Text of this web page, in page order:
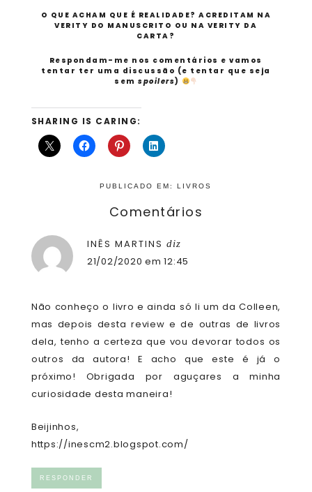
O QUE ACHAM QUE É REALIDADE? ACREDITAM NA
VERITY DO MANUSCRITO OU NA VERITY DA
CARTA?
Respondam-me nos comentários e vamos
tentar ter uma discussão (e tentar que seja
semspoilers)
SHARING IS CARING:
PUBLICADO EM:LIVROS
Comentários
INÊS MARTINS diz
21/02/2020 em 12:45
Não conheço o livro e ainda só li um da Colleen,
mas depois desta review e de outras de livros
dela, tenho a certeza que vou devorar todos os
outros da autora! E acho que este é já o
próximo! Obrigada por aguçares a minha
curiosidade desta maneira!
Beijinhos,
https://inescm2.blogspot.com/
RESPONDER